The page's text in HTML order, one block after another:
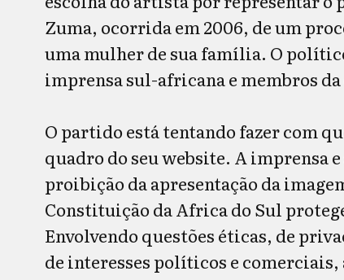
Zuma, ocorrida em 2006, de um
uma mulher de sua família. O
imprensa sul-africana e membros
O partido está tentando fazer com
quadro do seu website. A imprensa
proibição da apresentação da
Constituição da Africa do Sul
Envolvendo questões éticas, de
de interesses políticos e